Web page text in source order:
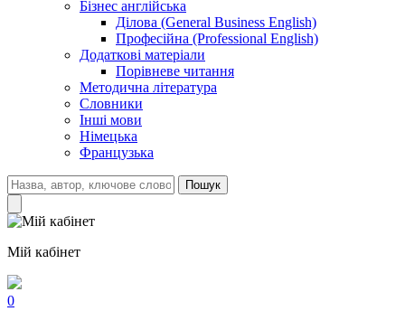
Бізнес англійська
Ділова (General Business English)
Професійна (Professional English)
Додаткові матеріали
Порівневе читання
Методична література
Словники
Інші мови
Німецька
Французька
Пошук
Мій кабінет
0